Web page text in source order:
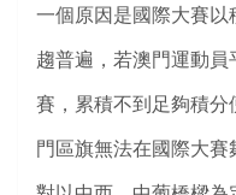
一個原因是國際大賽以
趨普遍，若澳門運動
賽，累積不到足夠積分
門區旗無法在國際大